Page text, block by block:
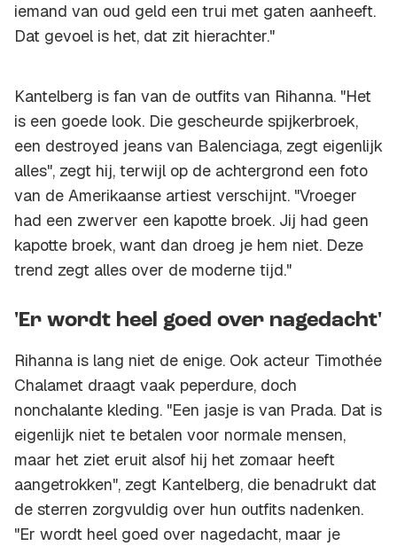
iemand van oud geld een trui met gaten aanheeft.
Dat gevoel is het, dat zit hierachter."
Kantelberg is fan van de outfits van Rihanna. "Het
is een goede look. Die gescheurde spijkerbroek,
een destroyed jeans van Balenciaga, zegt eigenlijk
alles", zegt hij, terwijl op de achtergrond een foto
van de Amerikaanse artiest verschijnt. "Vroeger
had een zwerver een kapotte broek. Jij had geen
kapotte broek, want dan droeg je hem niet. Deze
trend zegt alles over de moderne tijd."
'Er wordt heel goed over nagedacht'
Rihanna is lang niet de enige. Ook acteur Timothée
Chalamet draagt vaak peperdure, doch
nonchalante kleding. "Een jasje is van Prada. Dat is
eigenlijk niet te betalen voor normale mensen,
maar het ziet eruit alsof hij het zomaar heeft
aangetrokken", zegt Kantelberg, die benadrukt dat
de sterren zorgvuldig over hun outfits nadenken.
"Er wordt heel goed over nagedacht, maar je